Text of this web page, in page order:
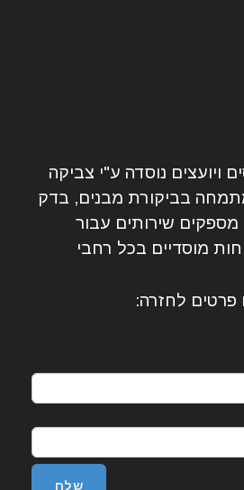
ויועצים נוסדה ע"י צביקה
בשנת 1998 ומתמחה בביקורת מבנים, בדק
מספקים שירותים עבור
מוסדיים בכל רחבי
פרטים לחזרה: